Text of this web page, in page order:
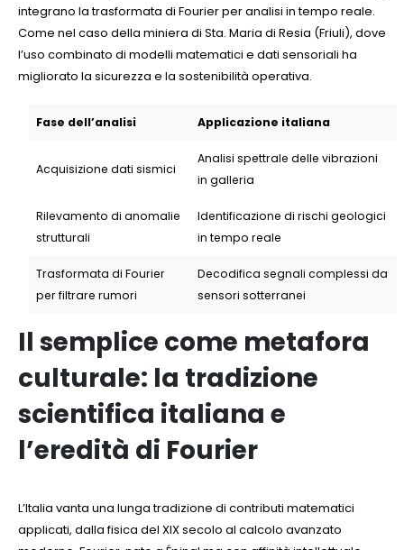
integrano la trasformata di Fourier per analisi in tempo reale.
Come nel caso della miniera di Sta. Maria di Resia (Friuli), dove
l’uso combinato di modelli matematici e dati sensoriali ha
migliorato la sicurezza e la sostenibilità operativa.
Fase dell’analisi Applicazione italiana
Acquisizione dati sismici
Analisi spettrale delle vibrazioni
in galleria
Rilevamento di anomalie
strutturali
Identificazione di rischi geologici
in tempo reale
Trasformata di Fourier
per filtrare rumori
Decodifica segnali complessi da
sensori sotterranei
Il semplice come metafora
culturale: la tradizione
scientifica italiana e
l’eredità di Fourier
L’Italia vanta una lunga tradizione di contributi matematici
applicati, dalla fisica del XIX secolo al calcolo avanzato